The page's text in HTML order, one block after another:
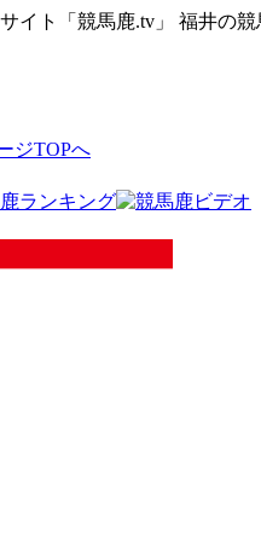
イト「競馬鹿.tv」 福井の